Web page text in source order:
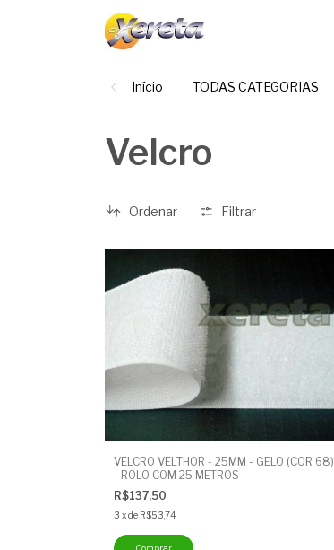
Início TODAS CATEGORIAS
Velcro
Ordenar Filtrar
VELCRO VELTHOR - 25MM - GELO (COR 68)
- ROLO COM 25 METROS
R$137,50
3 xde R$53,74